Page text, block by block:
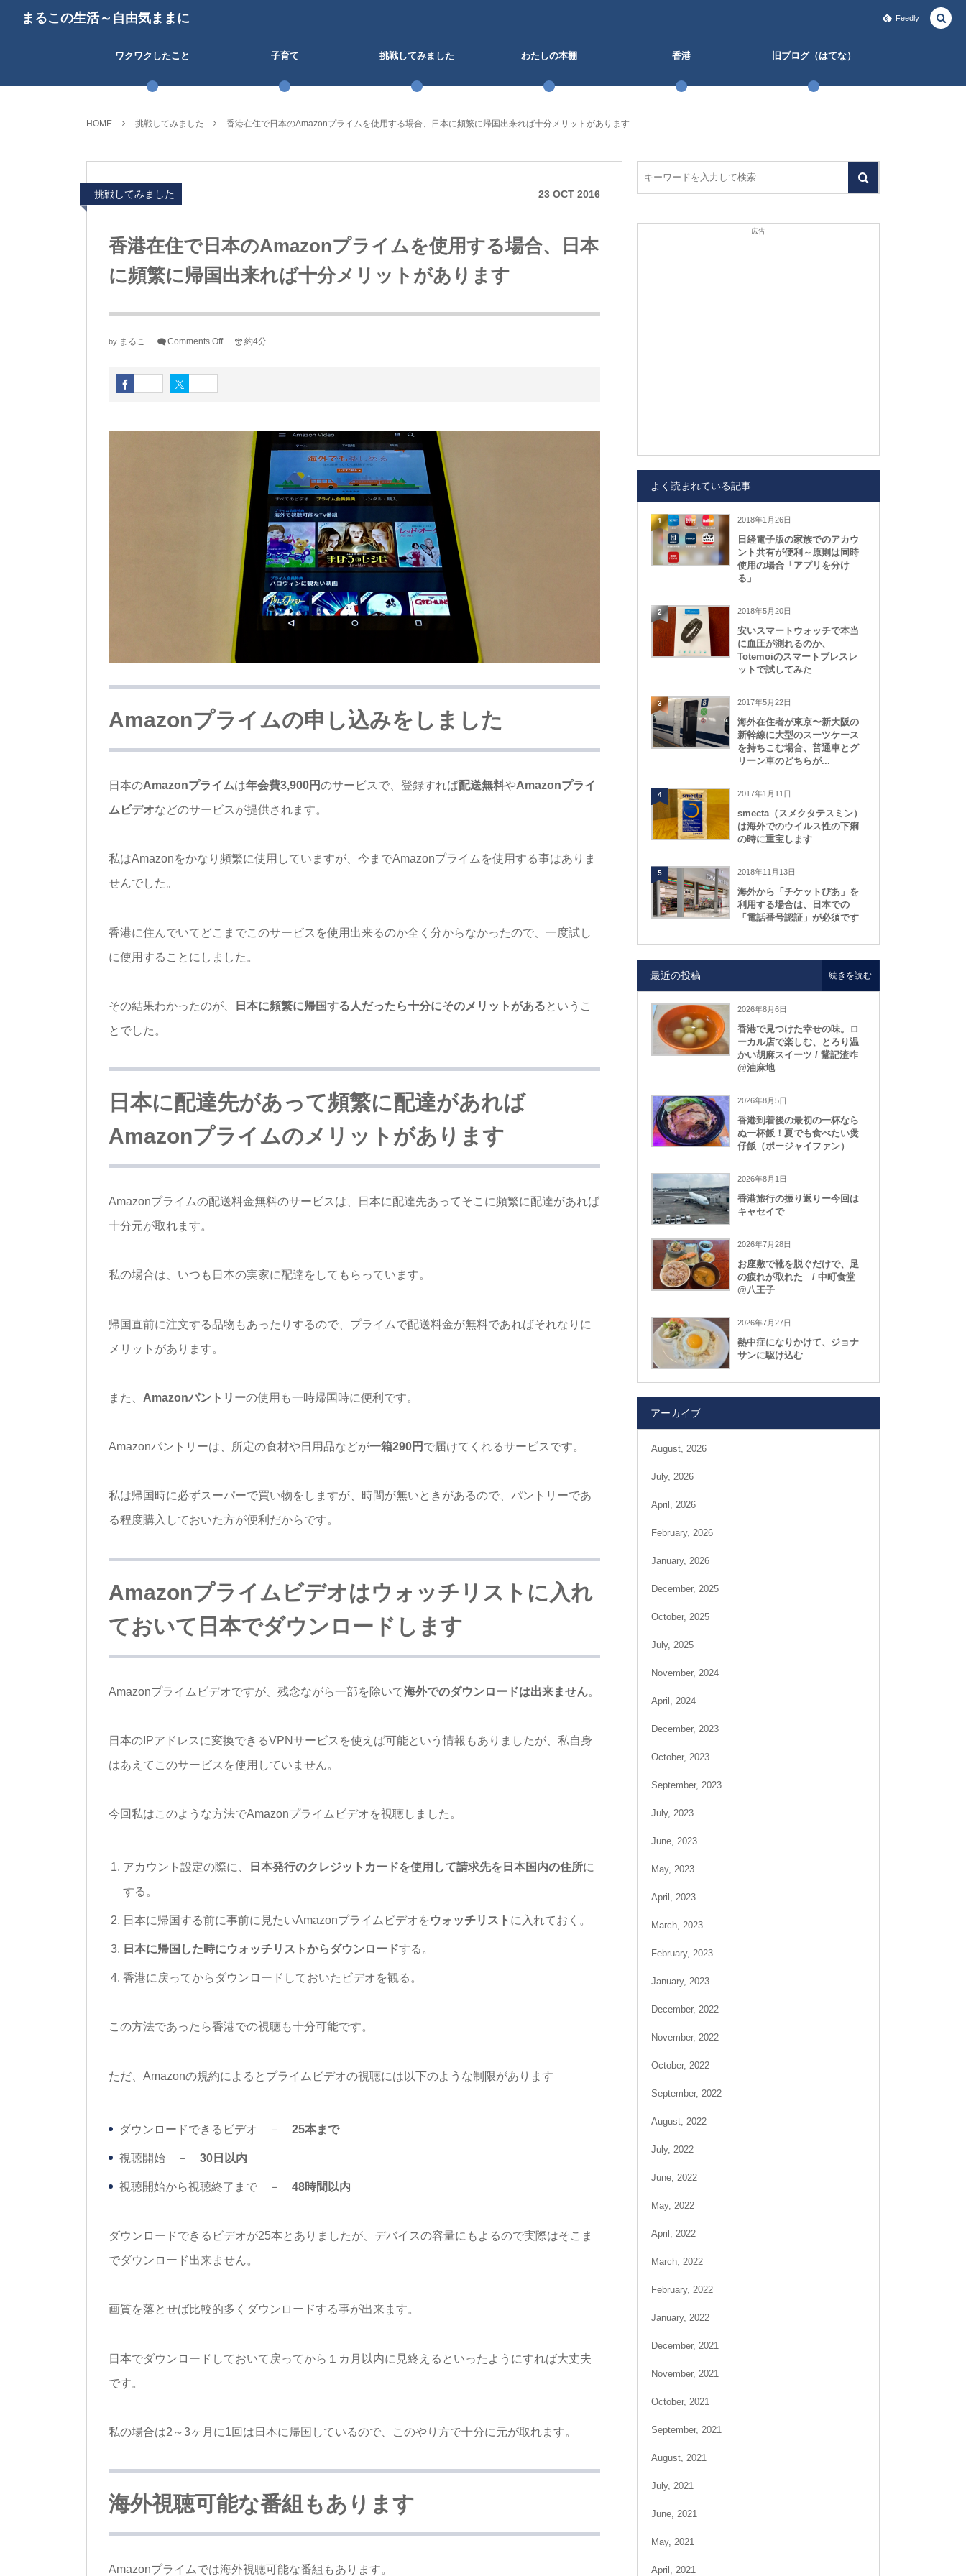
まるこの生活～自由気ままに Feedly
ワクワクしたこと 子育て 挑戦してみました わたしの本棚 香港 旧ブログ（はてな）
HOME 挑戦してみました 香港在住で日本のAmazonプライムを使用する場合、日本に頻繁に帰国出来れば十分メリットがあります
挑戦してみました 23 OCT 2016
香港在住で日本のAmazonプライムを使用する場合、日本
に頻繁に帰国出来れば十分メリットがあります
by まるこ Comments Off 約4分
Amazonプライムの申し込みをしました
日本のAmazonプライムは年会費3,900円のサービスで、登録すれば配送無料やAmazonプライ
ムビデオなどのサービスが提供されます。
私はAmazonをかなり頻繁に使用していますが、今までAmazonプライムを使用する事はありま
せんでした。
香港に住んでいてどこまでこのサービスを使用出来るのか全く分からなかったので、一度試し
に使用することにしました。
その結果わかったのが、 日本に頻繁に帰国する人だったら十分にそのメリットがある というこ
とでした。
日本に配達先があって頻繁に配達があれば
Amazonプライムのメリットがあります
Amazonプライムの配送料金無料のサービスは、日本に配達先あってそこに頻繁に配達があれば
十分元が取れます。
私の場合は、いつも日本の実家に配達をしてもらっています。
帰国直前に注文する品物もあったりするので、プライムで配送料金が無料であればそれなりに
メリットがあります。
また、 Amazonパントリーの使用も一時帰国時に便利です。
Amazonパントリーは、所定の食材や日用品などが一箱290円 で届けてくれるサービスです。
私は帰国時に必ずスーパーで買い物をしますが、時間が無いときがあるので、パントリーであ
る程度購入しておいた方が便利だからです。
Amazonプライムビデオはウォッチリストに入れ
ておいて日本でダウンロードします
Amazonプライムビデオですが、残念ながら一部を除いて海外でのダウンロードは出来ません。
日本のIPアドレスに変換できるVPNサービスを使えば可能という情報もありましたが、私自身
はあえてこのサービスを使用していません。
今回私はこのような方法でAmazonプライムビデオを視聴しました。
アカウント設定の際に、 日本発行のクレジットカードを使用して請求先を日本国内の住所に
する。
日本に帰国する前に事前に見たいAmazonプライムビデオを ウォッチリスト に入れておく。
日本に帰国した時にウォッチリストからダウンロードする。
香港に戻ってからダウンロードしておいたビデオを観る。
この方法であったら香港での視聴も十分可能です。
ただ、Amazonの規約によるとプライムビデオの視聴には以下のような制限があります
ダウンロードできるビデオ － 25本まで
視聴開始 － 30日以内
視聴開始から視聴終了まで － 48時間以内
ダウンロードできるビデオが25本とありましたが、デバイスの容量にもよるので実際はそこま
でダウンロード出来ません。
画質を落とせば比較的多くダウンロードする事が出来ます。
日本でダウンロードしておいて戻ってから１カ月以内に見終えるといったようにすれば大丈夫
です。
私の場合は2～3ヶ月に1回は日本に帰国しているので、このやり方で十分に元が取れます。
海外視聴可能な番組もあります
Amazonプライムでは海外視聴可能な番組もあります。
広告
よく読まれている記事
1 2018年1月26日
日経電子版の家族でのアカウ
ント共有が便利～原則は同時
使用の場合「アプリを分け
る」
2 2018年5月20日
安いスマートウォッチで本当
に血圧が測れるのか、
Totemoiのスマートブレスレ
ットで試してみた
3 2017年5月22日
海外在住者が東京〜新大阪の
新幹線に大型のスーツケース
を持ちこむ場合、普通車とグ
リーン車のどちらが...
4 2017年1月11日
smecta（スメクタテスミン）
は海外でのウイルス性の下痢
の時に重宝します
5 2018年11月13日
海外から「チケットぴあ」を
利用する場合は、日本での
「電話番号認証」が必須です
最近の投稿
2026年8月6日
香港で見つけた幸せの味。ロ
ーカル店で楽しむ、とろり温
かい胡麻スイーツ / 鵞記渣咋
@油麻地
2026年8月5日
香港到着後の最初の一杯なら
ぬ一杯飯！夏でも食べたい煲
仔飯（ポージャイファン）
2026年8月1日
香港旅行の振り返りー今回は
キャセイで
2026年7月28日
お座敷で靴を脱ぐだけで、足
の疲れが取れた / 中町食堂
@八王子
2026年7月27日
熱中症になりかけて、ジョナ
サンに駆け込む
続きを読む
アーカイブ
August, 2026
July, 2026
April, 2026
February, 2026
January, 2026
December, 2025
October, 2025
July, 2025
November, 2024
April, 2024
December, 2023
October, 2023
September, 2023
July, 2023
June, 2023
May, 2023
April, 2023
March, 2023
February, 2023
January, 2023
December, 2022
November, 2022
October, 2022
September, 2022
August, 2022
July, 2022
June, 2022
May, 2022
April, 2022
March, 2022
February, 2022
January, 2022
December, 2021
November, 2021
October, 2021
September, 2021
August, 2021
July, 2021
June, 2021
May, 2021
April, 2021